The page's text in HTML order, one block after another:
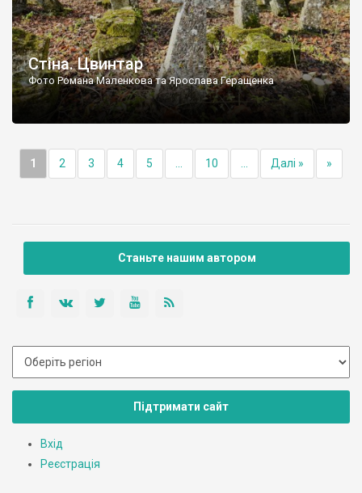
Стіна. Цвинтар
Фото Романа Маленкова та Ярослава Геращенка
1 2 3 4 5 10 Далі » »
Станьте нашим автором
Підтримати сайт
Вхід
Реєстрація